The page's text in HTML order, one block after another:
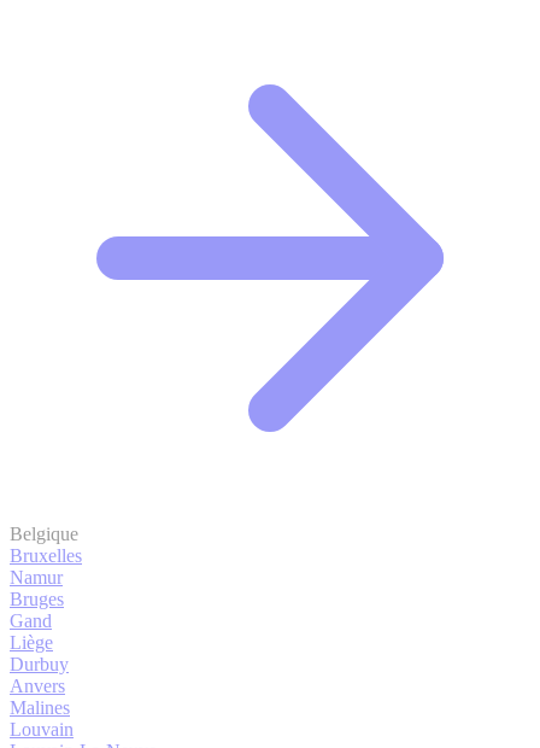
Belgique
Bruxelles
Namur
Bruges
Gand
Liège
Durbuy
Anvers
Malines
Louvain